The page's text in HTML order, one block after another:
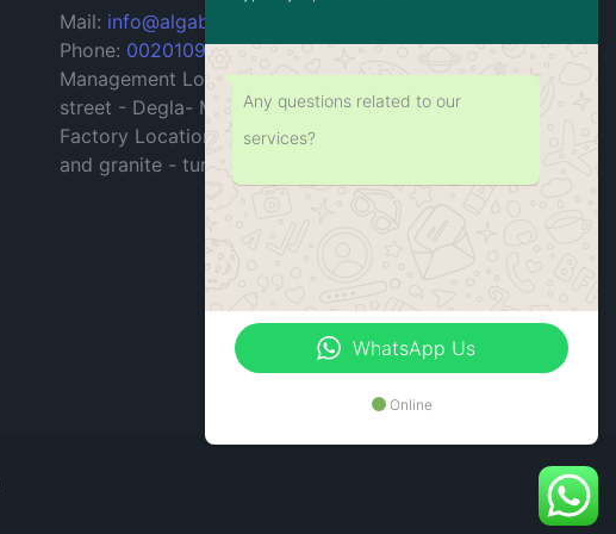
Mail: info@algabal.com
Phone: 00201090715904
Management Location: 10 building - 199
street - Degla- Maadi - Cairo - Egypt.
Factory Location: industrial zone for marble
and granite - tura- Maadi- Cairo - Egypt.
Any questions related to our
services?
WhatsApp Us
Online